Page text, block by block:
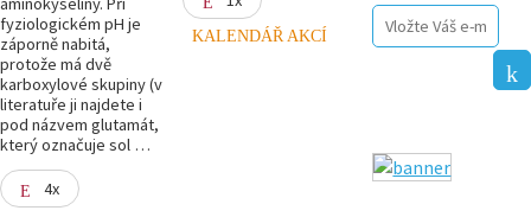
fyziologickém pH je
záporně nabitá,
protože má dvě
karboxylové skupiny (v
literatuře ji najdete i
pod názvem glutamát,
který označuje sol …
4x
KALENDÁŘ AKCÍ